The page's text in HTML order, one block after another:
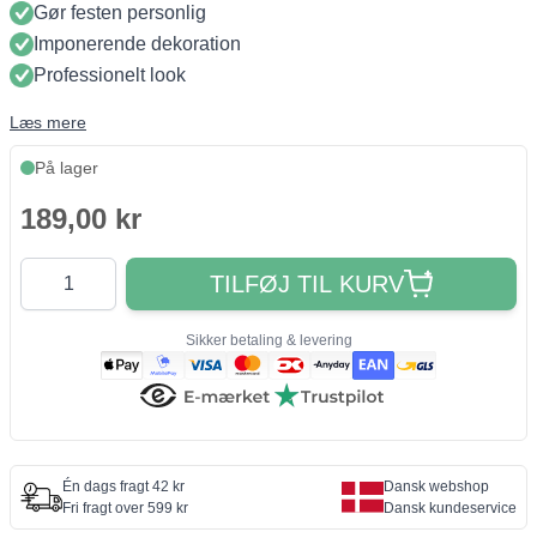
Gør festen personlig
Imponerende dekoration
Professionelt look
Læs mere
På lager
189,00 kr
Antal
TILFØJ TIL KURV
Sikker betaling & levering
Én dags fragt 42 kr
Fri fragt over 599 kr
Dansk webshop
Dansk kundeservice